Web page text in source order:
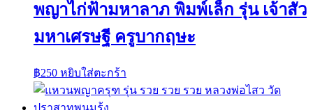
พญาไก่ฟ้ามหาลาภ พิมพ์เล็ก รุ่น เจ้าสัว
มหาเศรษฐี ครูบากฤษะ
฿250 หยิบใส่ตะกร้า